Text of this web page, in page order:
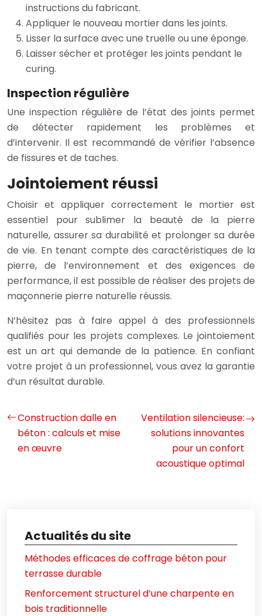
instructions du fabricant.
Appliquer le nouveau mortier dans les joints.
Lisser la surface avec une truelle ou une éponge.
Laisser sécher et protéger les joints pendant le
curing.
Inspection régulière
Une inspection régulière de l’état des joints permet
de détecter rapidement les problèmes et
d’intervenir. Il est recommandé de vérifier l’absence
de fissures et de taches.
Jointoiement réussi
Choisir et appliquer correctement le mortier est
essentiel pour sublimer la beauté de la pierre
naturelle, assurer sa durabilité et prolonger sa durée
de vie. En tenant compte des caractéristiques de la
pierre, de l’environnement et des exigences de
performance, il est possible de réaliser des projets de
maçonnerie pierre naturelle réussis.
N’hésitez pas à faire appel à des professionnels
qualifiés pour les projets complexes. Le jointoiement
est un art qui demande de la patience. En confiant
votre projet à un professionnel, vous avez la garantie
d’un résultat durable.
Construction dalle en
béton : calculs et mise
en œuvre
Ventilation silencieuse:
solutions innovantes
pour un confort
acoustique optimal
Actualités du site
Méthodes efficaces de coffrage béton pour
terrasse durable
Renforcement structurel d’une charpente en
bois traditionnelle